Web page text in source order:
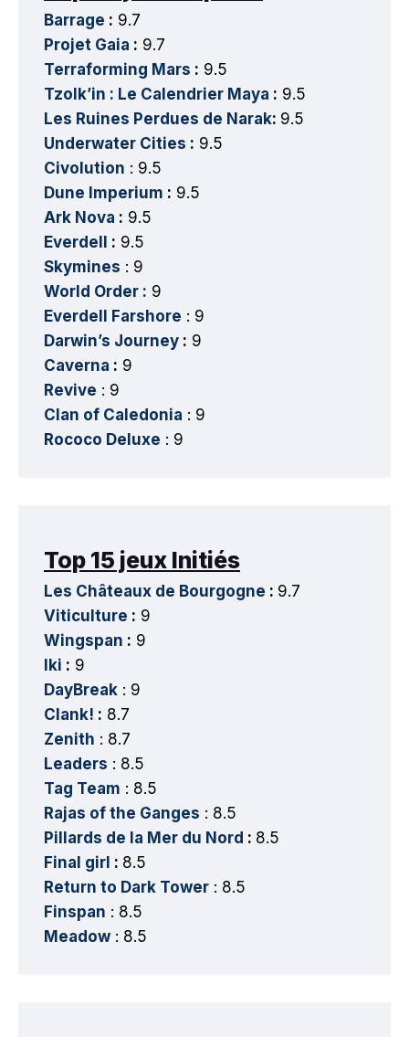
Barrage : 9.7
Projet Gaia : 9.7
Terraforming Mars : 9.5
Tzolk’in : Le Calendrier Maya : 9.5
Les Ruines Perdues de Narak: 9.5
Underwater Cities : 9.5
Civolution : 9.5
Dune Imperium : 9.5
Ark Nova : 9.5
Everdell
: 9.5
Skymines : 9
World Order : 9
Everdell Farshore : 9
Darwin’s Journey : 9
Caverna : 9
Revive : 9
Clan of Caledonia : 9
Rococo Deluxe : 9
Top 15 jeux Initiés
Les Châteaux de Bourgogne : 9.7
Viticulture : 9
Wingspan : 9
Iki : 9
DayBreak : 9
Clank! : 8.7
Zenith : 8.7
Leaders : 8.5
Tag Team : 8.5
Rajas of the Ganges : 8.5
Pillards de la Mer du Nord : 8.5
Final girl : 8.5
Return to Dark Tower : 8.5
Finspan : 8.5
Meadow : 8.5